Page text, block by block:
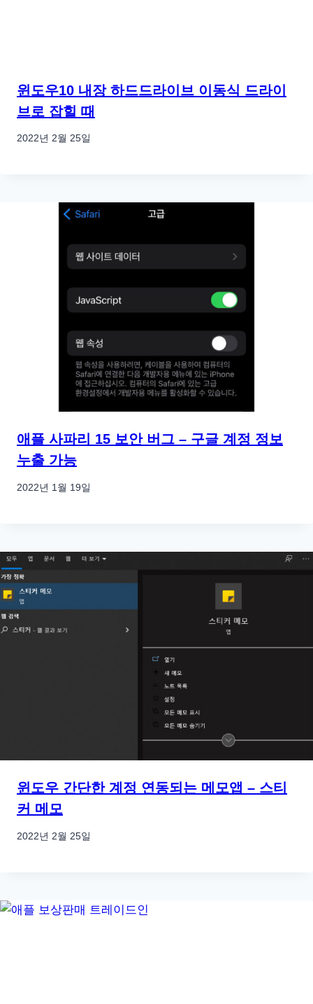
윈도우10 내장 하드드라이브 이동식 드라이
브로 잡힐 때
2022년 2월 25일
애플 사파리 15 보안 버그 – 구글 계정 정보
누출 가능
2022년 1월 19일
윈도우 간단한 계정 연동되는 메모앱 – 스티
커 메모
2022년 2월 25일